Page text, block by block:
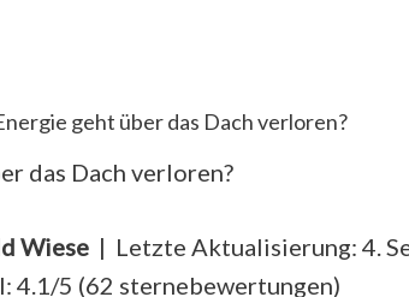
geht über das Dach verloren?
das Dach verloren?
Wiese | Letzte Aktualisierung: 4.
4.1/5 (62 sternebewertungen)